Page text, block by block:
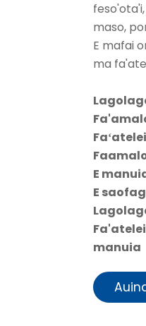
maso,
E mafai
ma
E
E
manuia